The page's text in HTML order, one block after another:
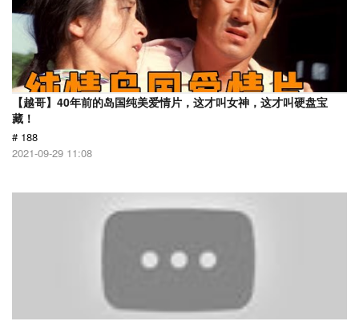
【越哥】40年前的岛国纯美爱情片，这才叫女神，这才叫硬盘宝
藏！
# 188
2021-09-29 11:08